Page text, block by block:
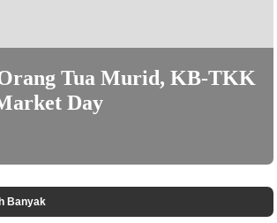
Tua Murid, KB-TKK
Day
Banyak